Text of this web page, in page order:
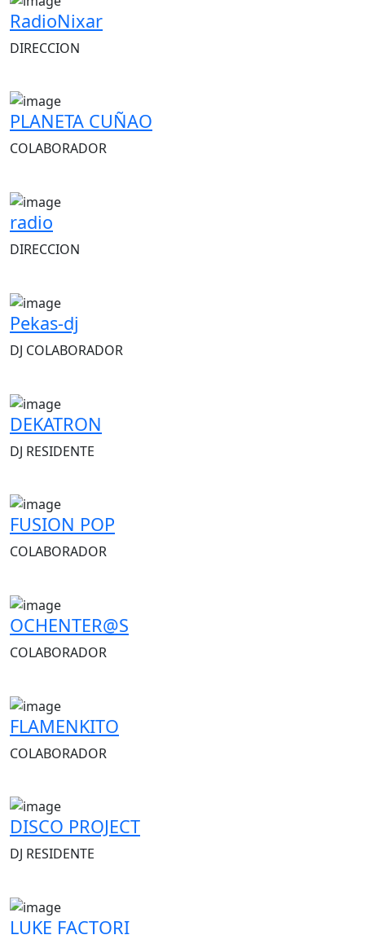
RadioNixar
DIRECCION
PLANETA CUÑAO
COLABORADOR
radio
DIRECCION
Pekas-dj
DJ COLABORADOR
DEKATRON
DJ RESIDENTE
FUSION POP
COLABORADOR
OCHENTER@S
COLABORADOR
FLAMENKITO
COLABORADOR
DISCO PROJECT
DJ RESIDENTE
LUKE FACTORI